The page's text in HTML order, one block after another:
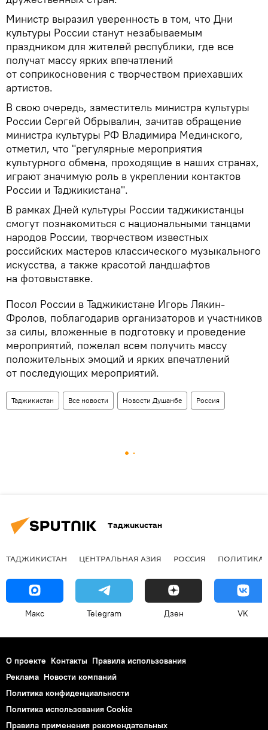
Министр выразил уверенность в том, что Дни
культуры России станут незабываемым
праздником для жителей республики, где все
получат массу ярких впечатлений
от соприкосновения с творчеством приехавших
артистов.
В свою очередь, заместитель министра культуры
России Сергей Обрывалин, зачитав обращение
министра культуры РФ Владимира Мединского,
отметил, что "регулярные мероприятия
культурного обмена, проходящие в наших странах,
играют значимую роль в укреплении контактов
России и Таджикистана".
В рамках Дней культуры России таджикистанцы
смогут познакомиться с национальными танцами
народов России, творчеством известных
российских мастеров классического музыкального
искусства, а также красотой ландшафтов
на фотовыставке.
Посол России в Таджикистане Игорь Лякин-
Фролов, поблагодарив организаторов и участников
за силы, вложенные в подготовку и проведение
мероприятий, пожелал всем получить массу
положительных эмоций и ярких впечатлений
от последующих мероприятий.
Таджикистан Все новости Новости Душанбе Россия
Таджикистан
ТАДЖИКИСТАН ЦЕНТРАЛЬНАЯ АЗИЯ РОССИЯ ПОЛИТИКА
Макс Telegram Дзен VK
О проекте Контакты Правила использования
Реклама Новости компаний
Политика конфиденциальности
Политика использования Cookie
Правила применения рекомендательных